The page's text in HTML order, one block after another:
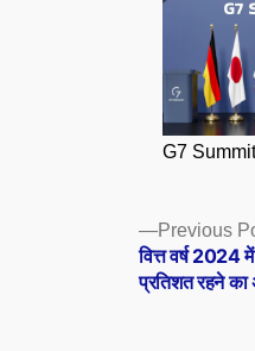
G7
Posts
Previous
वित्त वर्ष 2024
प्रतिशत रहने का